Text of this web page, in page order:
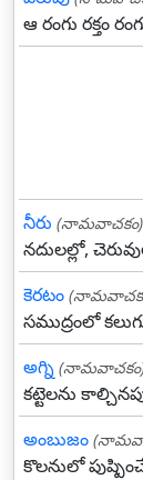
ఆ రంగు రక్తం
నీరు (నామవాచకం)
నదులల్లో,
కెరటం
సముద్రంలో
అగ్ని
కట్టెలను
అంబుజం
కొలనులో